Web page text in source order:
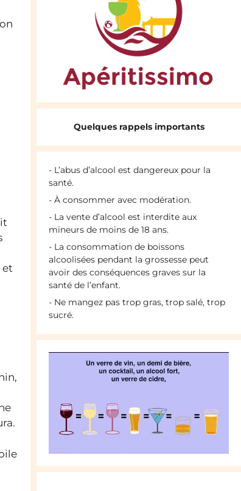
et
Quelques rappels importants
- L’abus d’alcool est dangereux pour la
santé.
- À consommer avec modération.
- La vente d’alcool est interdite aux
mineurs de moins de 18 ans.
- La consommation de boissons
alcoolisées pendant la grossesse peut
avoir des conséquences graves sur la
santé de l’enfant.
- Ne mangez pas trop gras, trop salé, trop
sucré.